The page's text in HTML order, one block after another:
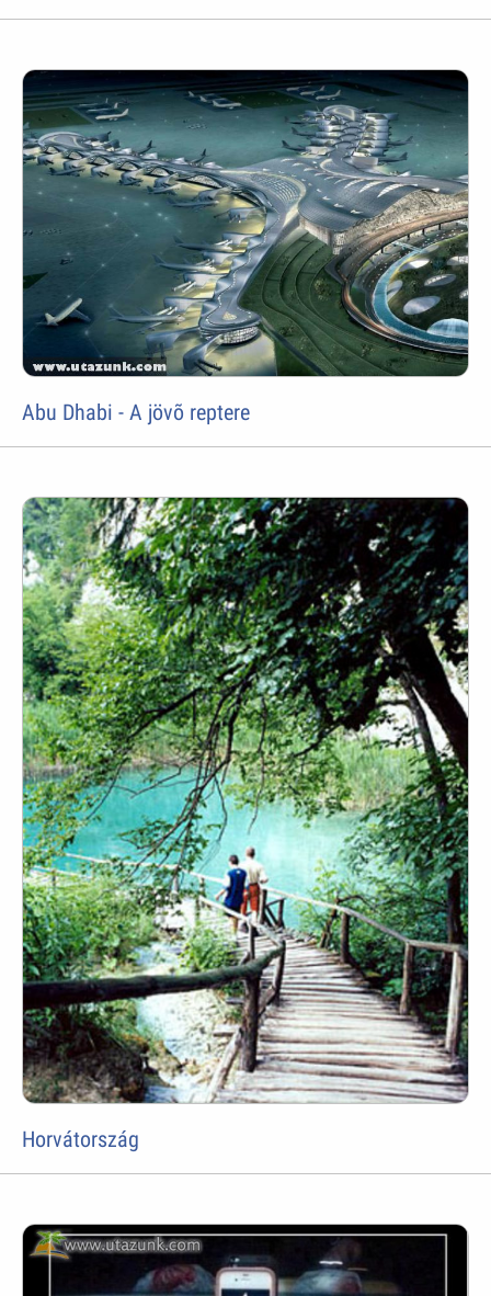
Abu Dhabi - A jövõ reptere
Horvátország